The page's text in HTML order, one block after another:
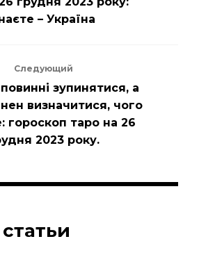
– Україна
Следующий
зупинятися, а
визначитися, чого
гороскоп таро на 26
2023 року.